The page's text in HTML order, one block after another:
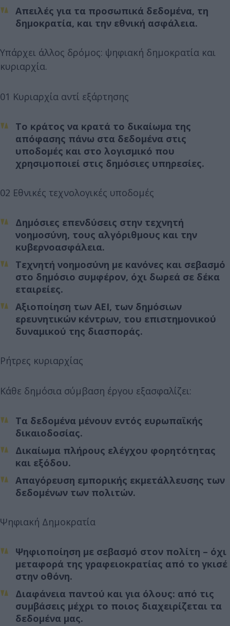
Απειλές για τα προσωπικά δεδομένα, τη
δημοκρατία, και την εθνική ασφάλεια.
Υπάρχει άλλος δρόμος: ψηφιακή δημοκρατία και
κυριαρχία.
01 Κυριαρχία αντί εξάρτησης
Το κράτος να κρατά το δικαίωμα της
απόφασης πάνω στα δεδομένα στις
υποδομές και στο λογισμικό που
χρησιμοποιεί στις δημόσιες υπηρεσίες.
02 Εθνικές τεχνολογικές υποδομές
Δημόσιες επενδύσεις στην τεχνητή
νοημοσύνη, τους αλγόριθμους και την
κυβερνοασφάλεια.
Τεχνητή νοημοσύνη με κανόνες και σεβασμό
στο δημόσιο συμφέρον, όχι δωρεά σε δέκα
εταιρείες.
Αξιοποίηση των ΑΕΙ, των δημόσιων
ερευνητικών κέντρων, του επιστημονικού
δυναμικού της διασποράς.
Ρήτρες κυριαρχίας
Κάθε δημόσια σύμβαση έργου εξασφαλίζει:
Τα δεδομένα μένουν εντός ευρωπαϊκής
δικαιοδοσίας.
Δικαίωμα πλήρους ελέγχου φορητότητας
και εξόδου.
Απαγόρευση εμπορικής εκμετάλλευσης των
δεδομένων των πολιτών.
Ψηφιακή Δημοκρατία
Ψηφιοποίηση με σεβασμό στον πολίτη – όχι
μεταφορά της γραφειοκρατίας από το γκισέ
στην οθόνη.
Διαφάνεια παντού και για όλους: από τις
συμβάσεις μέχρι το ποιος διαχειρίζεται τα
δεδομένα μας.